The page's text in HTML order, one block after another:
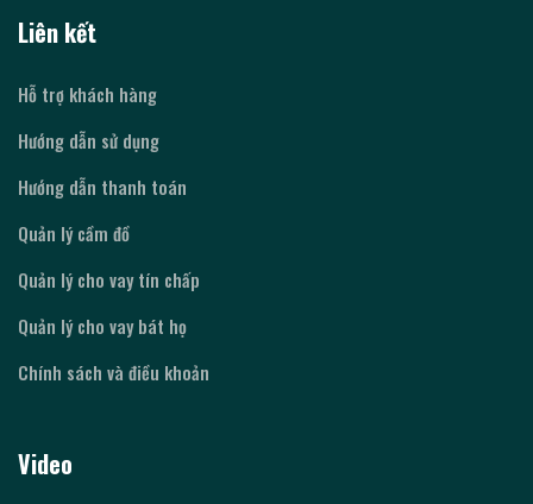
Liên kết
Hỗ trợ khách hàng
Hướng dẫn sử dụng
Hướng dẫn thanh toán
Quản lý cầm đồ
Quản lý cho vay tín chấp
Quản lý cho vay bát họ
Chính sách và điều khoản
Video